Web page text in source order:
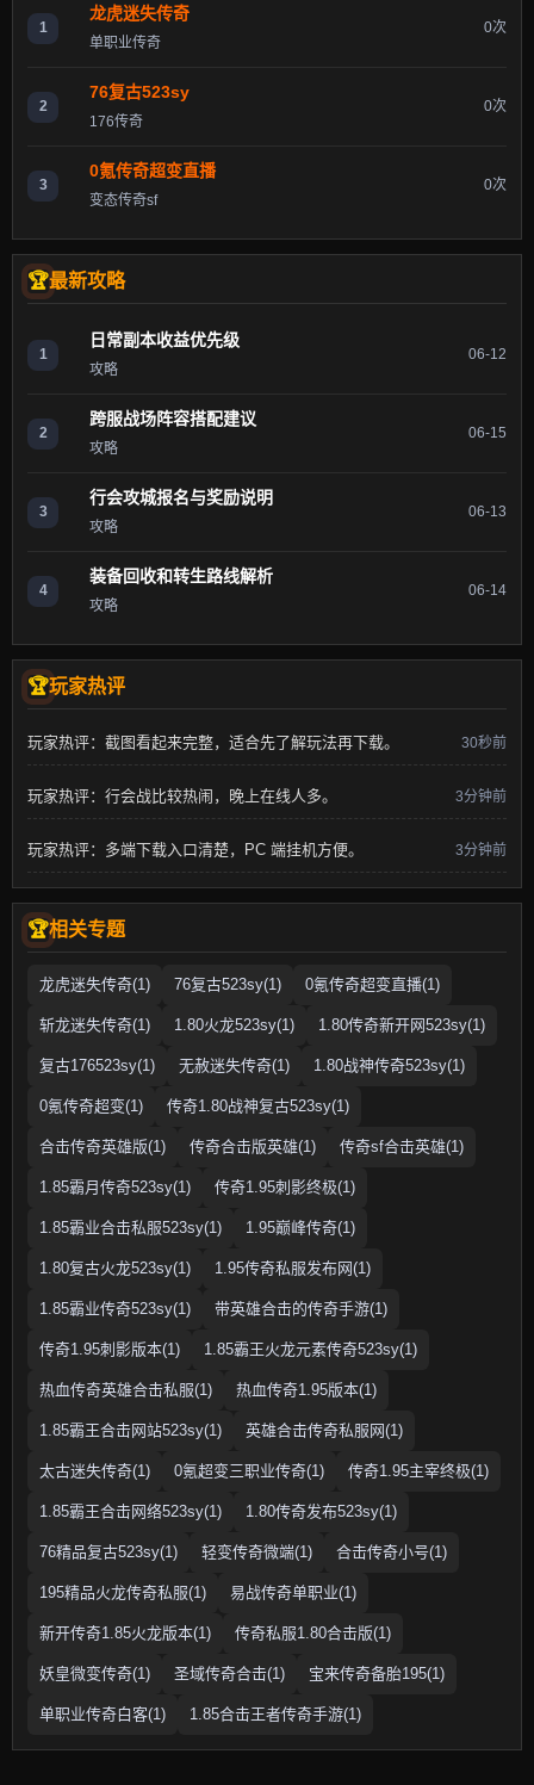
1
龙虎迷失传奇
单职业传奇
0次
2
76复古523sy
176传奇
0次
3
0氪传奇超变直播
变态传奇sf
0次
最新攻略
1
日常副本收益优先级
攻略
06-12
2
跨服战场阵容搭配建议
攻略
06-15
3
行会攻城报名与奖励说明
攻略
06-13
4
装备回收和转生路线解析
攻略
06-14
玩家热评
玩家热评：截图看起来完整，适合先了解玩法再下载。 30秒前
玩家热评：行会战比较热闹，晚上在线人多。 3分钟前
玩家热评：多端下载入口清楚，PC 端挂机方便。 3分钟前
相关专题
龙虎迷失传奇(1) 76复古523sy(1) 0氪传奇超变直播(1)
斩龙迷失传奇(1) 1.80火龙523sy(1) 1.80传奇新开网523sy(1)
复古176523sy(1) 无赦迷失传奇(1) 1.80战神传奇523sy(1)
0氪传奇超变(1) 传奇1.80战神复古523sy(1)
合击传奇英雄版(1) 传奇合击版英雄(1) 传奇sf合击英雄(1)
1.85霸月传奇523sy(1) 传奇1.95刺影终极(1)
1.85霸业合击私服523sy(1) 1.95巅峰传奇(1)
1.80复古火龙523sy(1) 1.95传奇私服发布网(1)
1.85霸业传奇523sy(1) 带英雄合击的传奇手游(1)
传奇1.95刺影版本(1) 1.85霸王火龙元素传奇523sy(1)
热血传奇英雄合击私服(1) 热血传奇1.95版本(1)
1.85霸王合击网站523sy(1) 英雄合击传奇私服网(1)
太古迷失传奇(1) 0氪超变三职业传奇(1) 传奇1.95主宰终极(1)
1.85霸王合击网络523sy(1) 1.80传奇发布523sy(1)
76精品复古523sy(1) 轻变传奇微端(1) 合击传奇小号(1)
195精品火龙传奇私服(1) 易战传奇单职业(1)
新开传奇1.85火龙版本(1) 传奇私服1.80合击版(1)
妖皇微变传奇(1) 圣域传奇合击(1) 宝来传奇备胎195(1)
单职业传奇白客(1) 1.85合击王者传奇手游(1)